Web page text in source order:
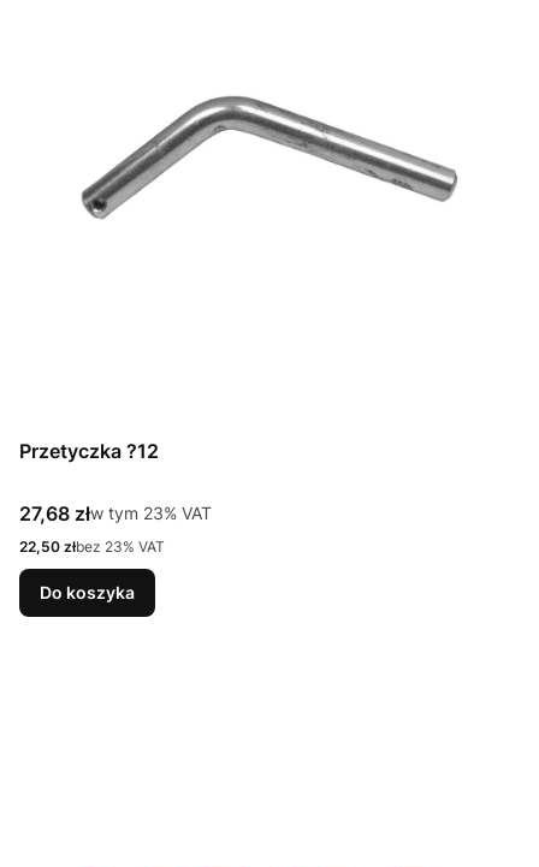
Przetyczka ?12
Cena brutto
27,68 złw tym %s VAT
w tym 23% VAT
Cena netto
22,50 złbez 23% VAT
Do koszyka